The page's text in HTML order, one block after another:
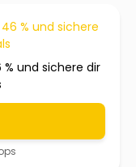
% und sichere dir